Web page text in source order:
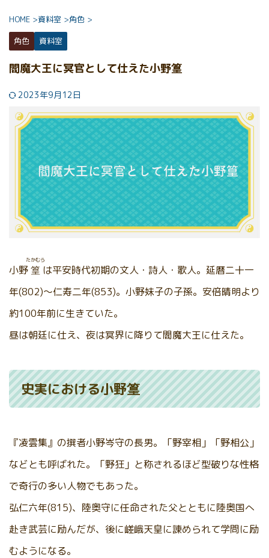
HOME >資料室 >角色 >
角色
資料室
閻魔大王に冥官として仕えた小野篁
2023年9月12日
小野篁
たかむら
は平安時代初期の文人・詩人・歌人。延暦二十一
年(802)～仁寿二年(853)。小野妹子の子孫。安倍晴明より
約100年前に生きていた。
昼は朝廷に仕え、夜は冥界に降りて閻魔大王に仕えた。
史実における小野篁
『凌雲集』の撰者小野岑守の長男。「野宰相」「野相公」
などとも呼ばれた。「野狂」と称されるほど型破りな性格
で奇行の多い人物でもあった。
弘仁六年(815)、陸奥守に任命された父とともに陸奥国へ
赴き武芸に励んだが、後に嵯峨天皇に諌められて学問に励
むようになる。